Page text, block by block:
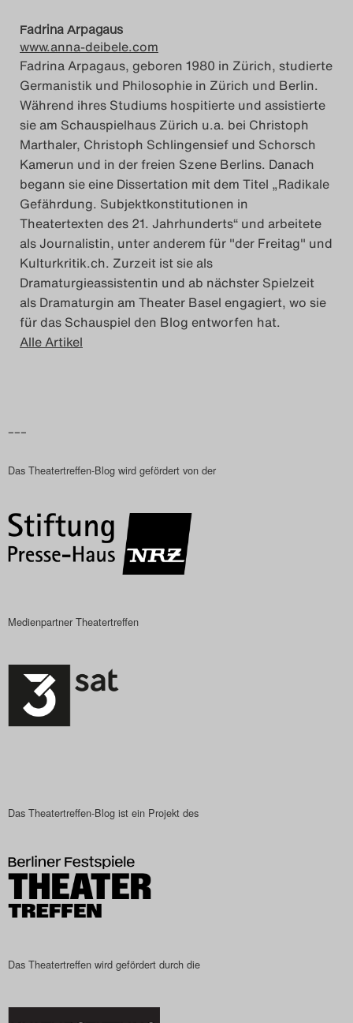
Fadrina Arpagaus
www.anna-deibele.com
Fadrina Arpagaus, geboren 1980 in Zürich, studierte
Germanistik und Philosophie in Zürich und Berlin.
Während ihres Studiums hospitierte und assistierte
sie am Schauspielhaus Zürich u.a. bei Christoph
Marthaler, Christoph Schlingensief und Schorsch
Kamerun und in der freien Szene Berlins. Danach
begann sie eine Dissertation mit dem Titel „Radikale
Gefährdung. Subjektkonstitutionen in
Theatertexten des 21. Jahrhunderts“ und arbeitete
als Journalistin, unter anderem für "der Freitag" und
Kulturkritik.ch. Zurzeit ist sie als
Dramaturgieassistentin und ab nächster Spielzeit
als Dramaturgin am Theater Basel engagiert, wo sie
für das Schauspiel den Blog entworfen hat.
Alle Artikel
–––
Das Theatertreffen-Blog wird gefördert von der
Medienpartner Theatertreffen
Das Theatertreffen-Blog ist ein Projekt des
Das Theatertreffen wird gefördert durch die